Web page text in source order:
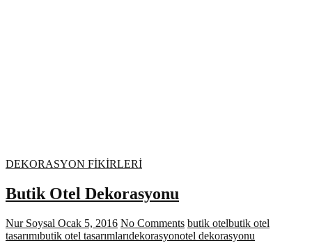
DEKORASYON FİKİRLERİ
Butik Otel Dekorasyonu
Nur Soysal Ocak 5, 2016 No Comments butik otelbutik otel
tasarımıbutik otel tasarımlarıdekorasyonotel dekorasyonu